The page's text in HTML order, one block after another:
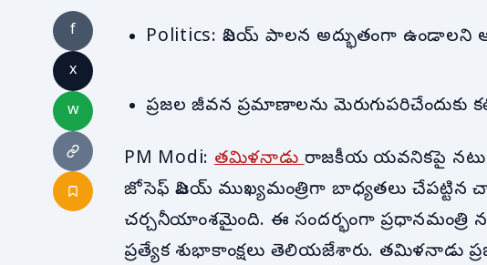
f
x
w
Politics: విజయ్ పాలన అద్భుతంగా ఉండాలని
ప్రజల జీవన ప్రమాణాలను
PM Modi: తమిళనాడురాజకీయ యవనికపై
జోసెఫ్ విజయ్ ముఖ్యమంత్రిగా బాధ్యతలు చేపట్టిన
చర్చనీయాంశమైంది. ఈ సందర్భంగా ప్రధానమంత్రి
ప్రత్యేక శుభాకాంక్షలు తెలియజేశారు. తమిళనాడు